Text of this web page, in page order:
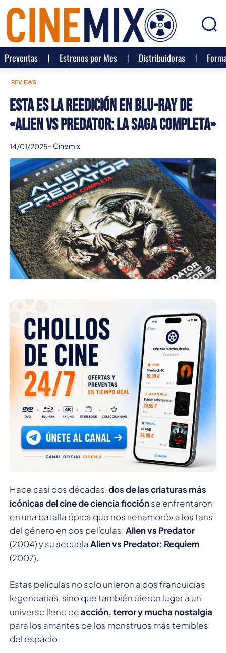
Preventas Estrenos por Mes Distribuidoras
REVIEWS
Esta es la reedición en Blu-ray de
«Alien vs Predator: La saga completa»
14/01/2025- Cinemix
Hace casi dos décadas,dos de las criaturas más
icónicas del cine de ciencia ficciónse enfrentaron
en una batalla épica que nos «enamoró» a los fans
del género en dos películas: Alien vs Predator
(2004) y su secuelaAlien vs Predator: Requiem
(2007).
Estas películas no solo unieron a dos franquicias
legendarias, sino que también dieron lugar a un
universo lleno deacción, terror y mucha nostalgia
para los amantes de los monstruos más temibles
del espacio.